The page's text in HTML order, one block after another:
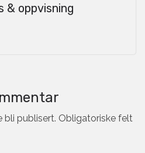
& oppvisning
bli publisert. Obligatoriske felt